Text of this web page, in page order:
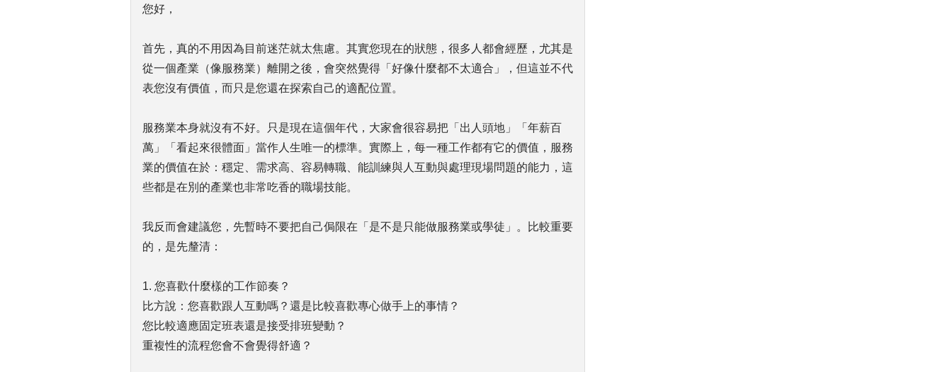
您好，
首先，真的不用因為目前迷茫就太焦慮。其實您現在的狀態，很多人都會經歷，尤其是
從一個產業（像服務業）離開之後，會突然覺得「好像什麼都不太適合」，但這並不代
表您沒有價值，而只是您還在探索自己的適配位置。
服務業本身就沒有不好。只是現在這個年代，大家會很容易把「出人頭地」「年薪百
萬」「看起來很體面」當作人生唯一的標準。實際上，每一種工作都有它的價值，服務
業的價值在於：穩定、需求高、容易轉職、能訓練與人互動與處理現場問題的能力，這
些都是在別的產業也非常吃香的職場技能。
我反而會建議您，先暫時不要把自己侷限在「是不是只能做服務業或學徒」。比較重要
的，是先釐清：
1. 您喜歡什麼樣的工作節奏？
比方說：您喜歡跟人互動嗎？還是比較喜歡專心做手上的事情？
您比較適應固定班表還是接受排班變動？
重複性的流程您會不會覺得舒適？